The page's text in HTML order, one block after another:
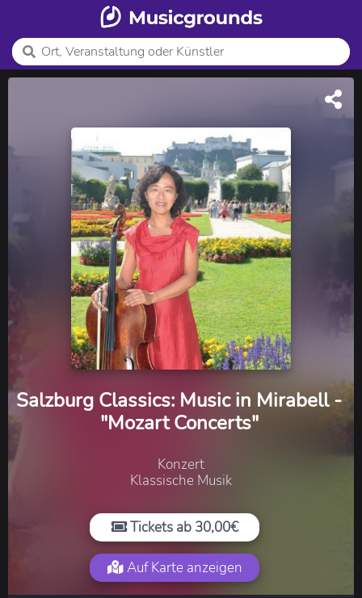
Salzburg Classics: Music in Mirabell -
"Mozart Concerts"
Konzert
Klassische Musik
Tickets ab 30,00€
Auf Karte anzeigen